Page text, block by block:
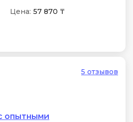
Цена: 57 870 ₸
5 отзывов
опытными